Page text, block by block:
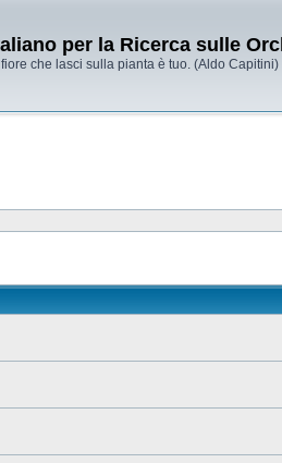
per la Ricerca sulle
che lasci sulla pianta è tuo. (Aldo Capitini)